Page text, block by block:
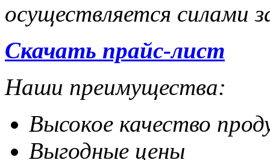
осуществляется силами
Скачать прайс-лист
Наши преимущества:
Высокое качество
Выгодные цены